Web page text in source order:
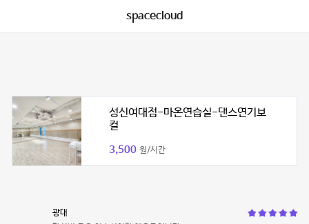
spacecloud
성신여대점-마온연습실-댄스연기보
컬
3,500 원/시간
광대